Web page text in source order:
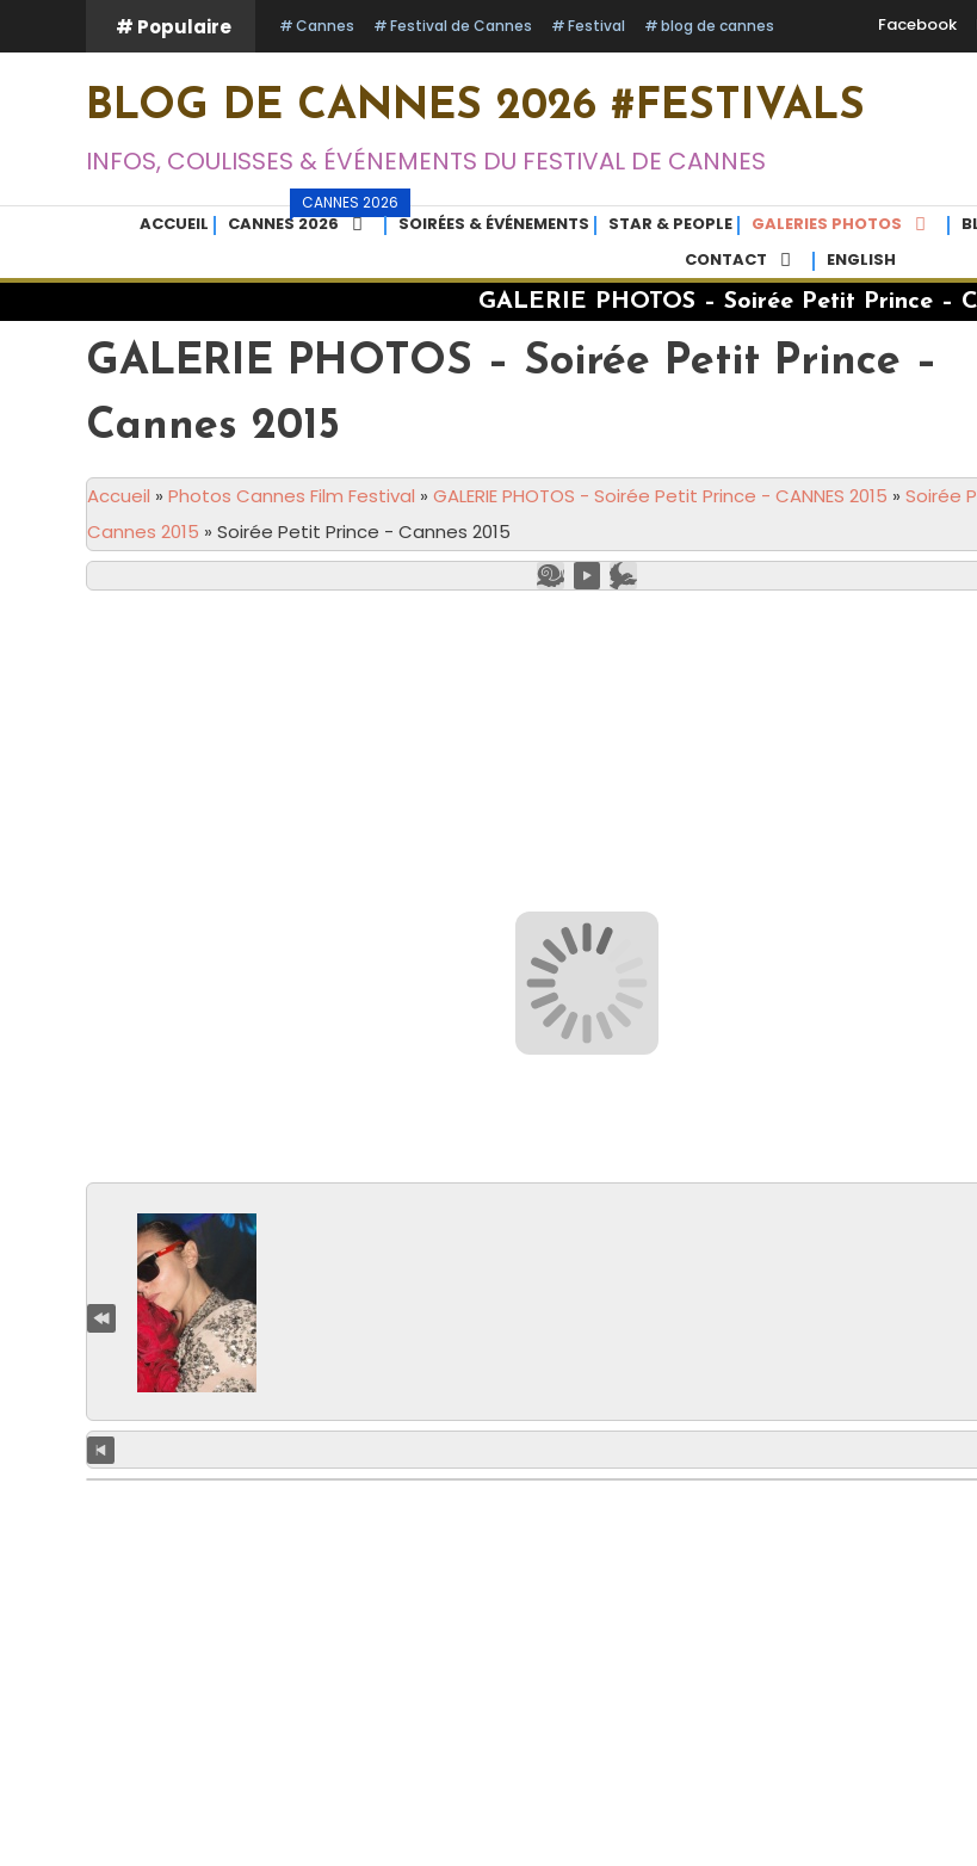
To
# Populaire Cannes Festival de Cannes Festival blog de cannes Facebook
BLOG DE CANNES 2026 #FESTIVALS
INFOS, COULISSES & ÉVÉNEMENTS DU FESTIVAL DE CANNES
ACCUEIL CANNES 2026
CANNES 2026
SOIRÉES & ÉVÉNEMENTS STAR & PEOPLE GALERIES PHOTOS
CONTACT
ENGLISH
GALERIE PHOTOS – Soirée Petit Prince –
GALERIE PHOTOS – Soirée Petit Prince –
Cannes 2015
Accueil » Photos Cannes Film Festival » GALERIE PHOTOS - Soirée Petit Prince - CANNES 2015 » Soirée
Cannes 2015 » Soirée Petit Prince - Cannes 2015